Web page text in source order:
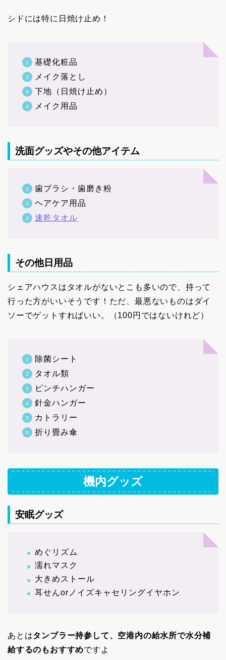
シドには特に日焼け止め！
基礎化粧品
メイク落とし
下地（日焼け止め）
メイク用品
洗面グッズやその他アイテム
歯ブラシ・歯磨き粉
ヘアケア用品
速乾タオル
その他日用品
シェアハウスはタオルがないとこも多いので、持って
行った方がいいそうです！ただ、最悪ないものはダイ
ソーでゲットすればいい。（100円ではないけれど）
除菌シート
タオル類
ピンチハンガー
針金ハンガー
カトラリー
折り畳み傘
機内グッズ
安眠グッズ
めぐリズム
濡れマスク
大きめストール
耳せんorノイズキャセリングイヤホン
あとはタンブラー持参して、空港内の給水所で水分補
給するのもおすすめですよ